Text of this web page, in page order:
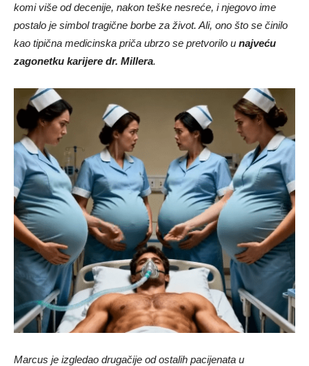
komi više od decenije, nakon teške nesreće, i njegovo ime
postalo je simbol tragične borbe za život. Ali, ono što se činilo
kao tipična medicinska priča ubrzo se pretvorilo u najveću
zagonetku karijere dr. Millera.
Marcus je izgledao drugačije od ostalih pacijenata u